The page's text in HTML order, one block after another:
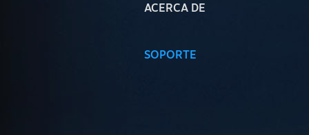
ACERCA DE
SOPORTE